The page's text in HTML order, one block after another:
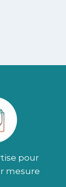
pour
mesure